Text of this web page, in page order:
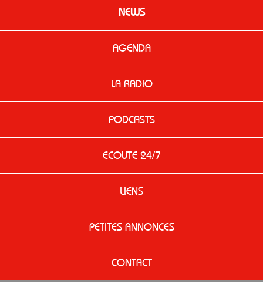
NEWS
AGENDA
LA RADIO
PODCASTS
ECOUTE 24/7
LIENS
PETITES ANNONCES
CONTACT